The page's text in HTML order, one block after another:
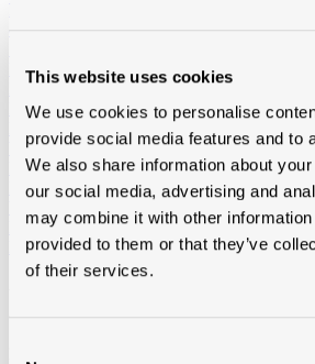
This website uses cookies
We use cookies to personalise
provide social media features and to
We also share information about
our social media, advertising and
may combine it with other information
provided to them or that they’ve
of their services.
80mm90mm100mm110mm120mm
Idelco
Minerale wol (platen en rollen)
Hellend dakUrsaKnaufRockwool Isover
Plat dak Rockwool
Wand - Zoldervloer - spouwUrsaIsover
Houtvezelisolatie
Diversen
Vacuumisolatie
Recticel
Kingspan
Van folies, lijmen en ventilatie tot